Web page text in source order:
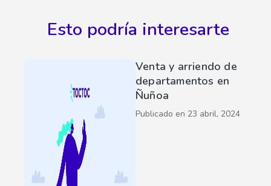
Esto podría interesarte
Venta y arriendo de
departamentos en
Ñuñoa
Publicado en 23 abril, 2024